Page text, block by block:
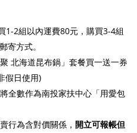
1-2組以內運費80元，購買3-4組
寄方式。
北海道昆布鍋」套餐買一送一券
假日使用)
全數作為南投家扶中心「用愛包
行為含對價關係， 開立可報帳但